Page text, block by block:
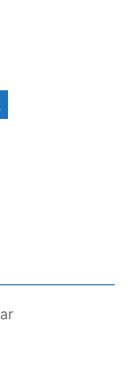
株式会社
本では珍しい「海外ブ
品」「コストパフォー